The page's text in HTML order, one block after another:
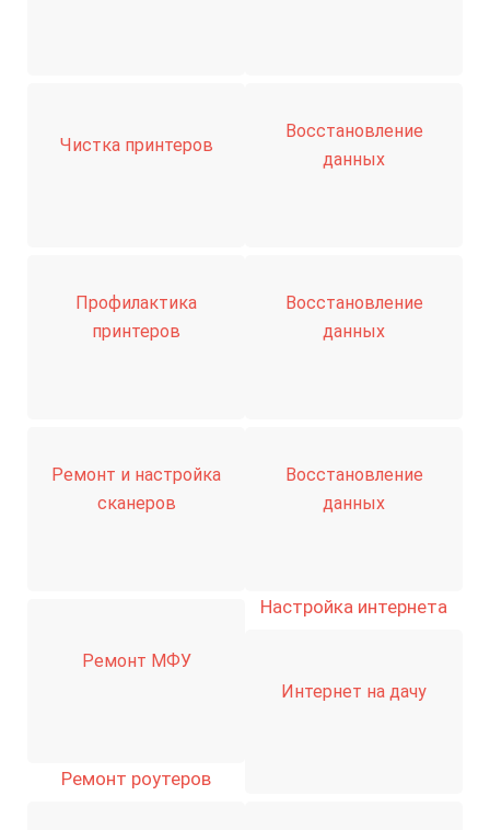
Чистка принтеров
Профилактика
принтеров
Ремонт и настройка
сканеров
Ремонт МФУ
Ремонт роутеров
Восстановление
данных
Восстановление
данных
Восстановление
данных
Настройка интернета
Интернет на дачу